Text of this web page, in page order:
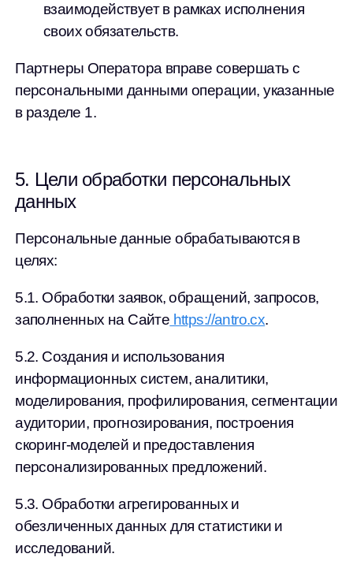
взаимодействует в рамках исполнения
своих обязательств.
Партнеры Оператора вправе совершать с
персональными данными операции, указанные
в разделе 1.
5. Цели обработки персональных
данных
Персональные данные обрабатываются в
целях:
5.1. Обработки заявок, обращений, запросов,
заполненных на Сайте https://antro.cx.
5.2. Создания и использования
информационных систем, аналитики,
моделирования, профилирования, сегментации
аудитории, прогнозирования, построения
скоринг-моделей и предоставления
персонализированных предложений.
5.3. Обработки агрегированных и
обезличенных данных для статистики и
исследований.